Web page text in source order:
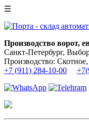
☰
Производство ворот,
Санкт-Петербург,
Производство: Скотное,
+7 (911) 284-10-00